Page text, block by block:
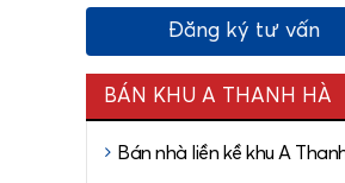
Đăng ký tư vấn
BÁN KHU A THANH HÀ
Bán nhà liền kề khu A